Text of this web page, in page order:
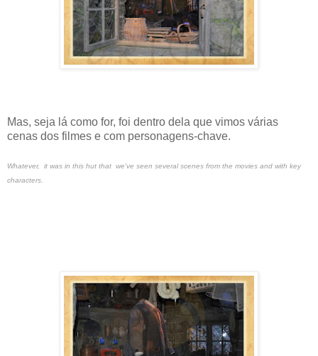
Mas, seja lá como for, foi dentro dela que vimos várias
cenas dos filmes e com personagens-chave.
Whatever, it was in this hut that we've seen several scenes from the movies and with key
characters.